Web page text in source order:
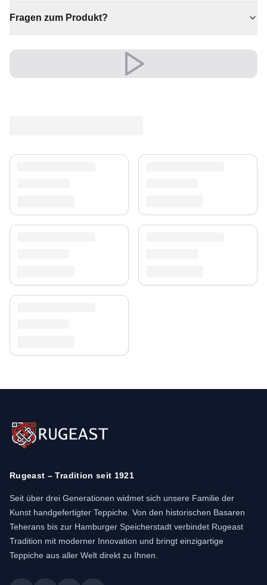
✔ Vielseitiger Stil für jeden Raum
Ein zeitloser Schatz für Ihr Zuhause.
unsererTeppich-Kollektion
Fragen zum Produkt?
Rugeast – Tradition seit 1921
Seit über drei Generationen widmet sich unsere Familie der
Kunst handgefertigter Teppiche. Von den historischen Basaren
Teherans bis zur Hamburger Speicherstadt verbindet Rugeast
Tradition mit moderner Innovation und bringt einzigartige
Teppiche aus aller Welt direkt zu Ihnen.